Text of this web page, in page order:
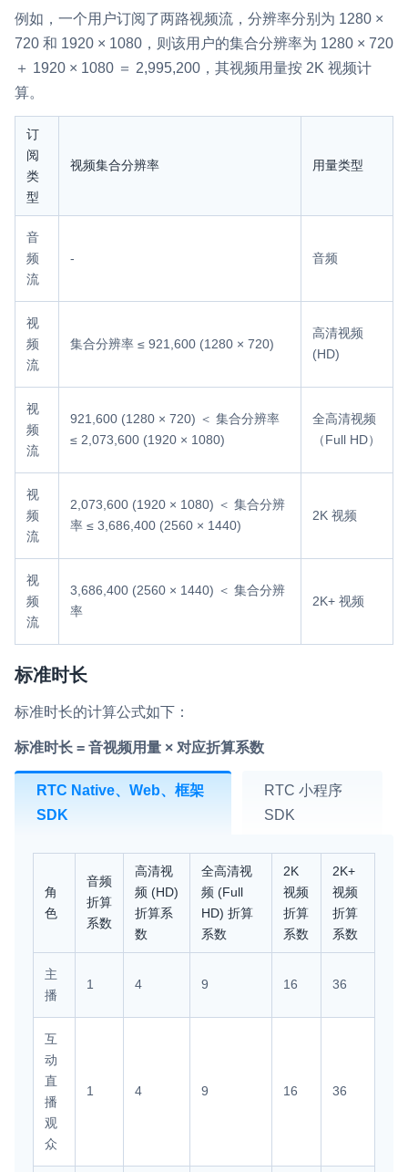
例如，一个用户订阅了两路视频流，分辨率分别为 1280 ×
720 和 1920 × 1080，则该用户的集合分辨率为 1280 × 720
＋ 1920 × 1080 ＝ 2,995,200，其视频用量按 2K 视频计
算。
订
阅
类
型
视频集合分辨率 用量类型
音
频
流
- 音频
视
频
流
集合分辨率 ≤ 921,600 (1280 × 720)
高清视频
(HD)
视
频
流
921,600 (1280 × 720) ＜ 集合分辨率
≤ 2,073,600 (1920 × 1080)
全高清视频
（Full HD）
视
频
流
2,073,600 (1920 × 1080) ＜ 集合分辨
率 ≤ 3,686,400 (2560 × 1440)
2K 视频
视
频
流
3,686,400 (2560 × 1440) ＜ 集合分辨
率
2K+ 视频
标准时长
标准时长的计算公式如下：
标准时长 = 音视频用量 × 对应折算系数
RTC Native、Web、框架
SDK
RTC 小程序
SDK
角
色
音频
折算
系数
高清视
频 (HD)
折算系
数
全高清视
频 (Full
HD) 折算
系数
2K
视频
折算
系数
2K+
视频
折算
系数
主
播
1 4 9 16 36
互
动
直
播
观
众
1 4 9 16 36